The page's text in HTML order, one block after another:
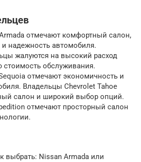
отмечают комфортный салон,
надежность автомобиля.
жалуются на высокий расход
обслуживания.
отмечают экономичность и
Владельцы Chevrolet Tahoe
салон и широкий выбор опций.
отмечают просторный салон
выбрать: Nissan Armada или